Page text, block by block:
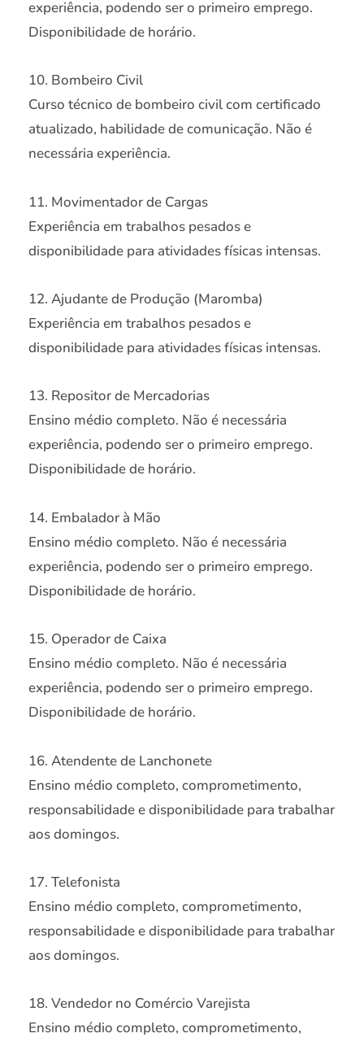
experiência, podendo ser o primeiro emprego.
Disponibilidade de horário.
10. Bombeiro Civil
Curso técnico de bombeiro civil com certificado
atualizado, habilidade de comunicação. Não é
necessária experiência.
11. Movimentador de Cargas
Experiência em trabalhos pesados e
disponibilidade para atividades físicas intensas.
12. Ajudante de Produção (Maromba)
Experiência em trabalhos pesados e
disponibilidade para atividades físicas intensas.
13. Repositor de Mercadorias
Ensino médio completo. Não é necessária
experiência, podendo ser o primeiro emprego.
Disponibilidade de horário.
14. Embalador à Mão
Ensino médio completo. Não é necessária
experiência, podendo ser o primeiro emprego.
Disponibilidade de horário.
15. Operador de Caixa
Ensino médio completo. Não é necessária
experiência, podendo ser o primeiro emprego.
Disponibilidade de horário.
16. Atendente de Lanchonete
Ensino médio completo, comprometimento,
responsabilidade e disponibilidade para trabalhar
aos domingos.
17. Telefonista
Ensino médio completo, comprometimento,
responsabilidade e disponibilidade para trabalhar
aos domingos.
18. Vendedor no Comércio Varejista
Ensino médio completo, comprometimento,